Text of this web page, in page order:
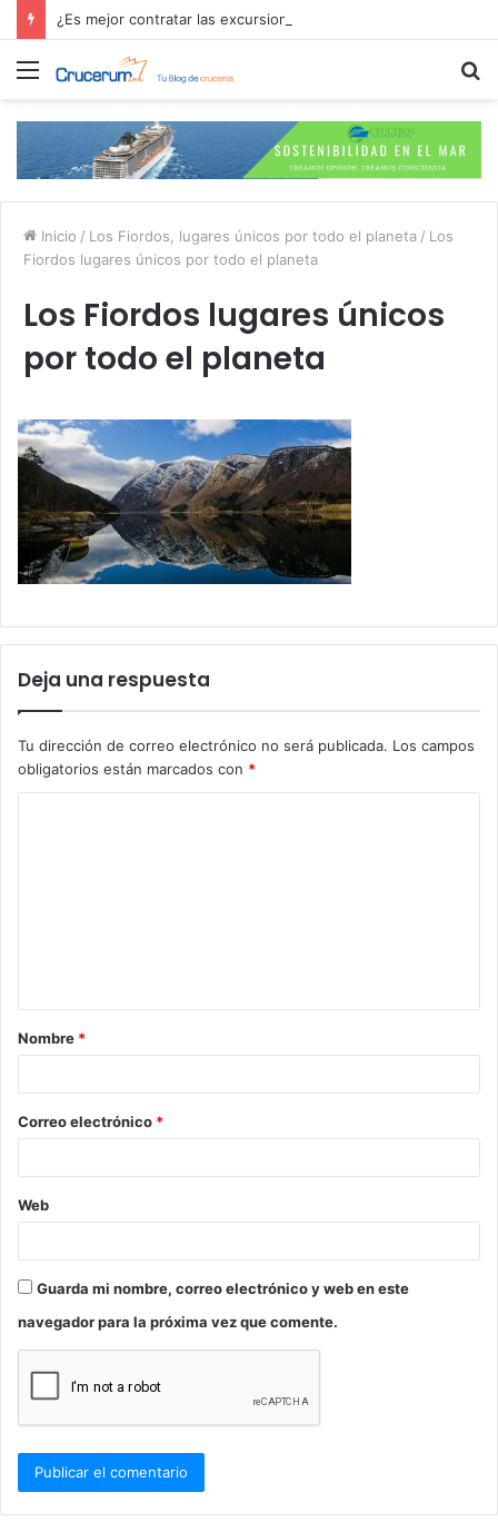
Menú
Inicio / Los Fiordos, lugares únicos por todo el planeta / Los
Fiordos lugares únicos por todo el planeta
Los Fiordos lugares únicos
por todo el planeta
Deja una respuesta
Tu dirección de correo electrónico no será publicada. Los campos
obligatorios están marcados con *
a
r
*
Nombre *
Correo electrónico *
Web
Guarda mi nombre, correo electrónico y web en este
navegador para la próxima vez que comente.